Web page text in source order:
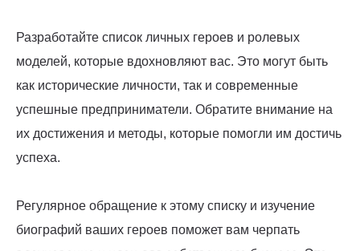
Разработайте список личных героев и ролевых
моделей, которые вдохновляют вас. Это могут быть
как исторические личности, так и современные
успешные предприниматели. Обратите внимание на
их достижения и методы, которые помогли им достичь
успеха.
Регулярное обращение к этому списку и изучение
биографий ваших героев поможет вам черпать